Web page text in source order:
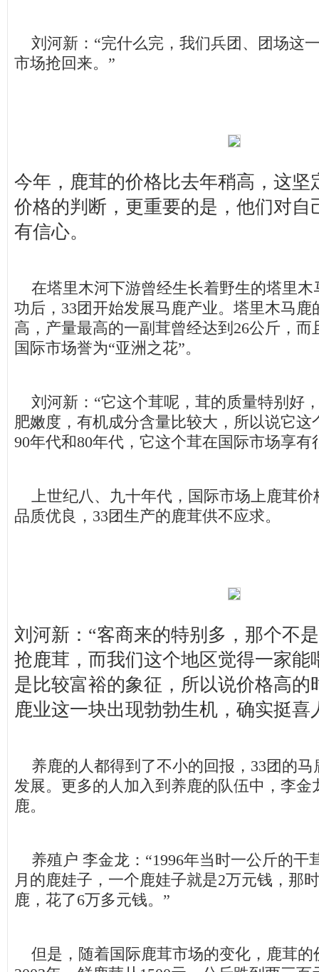
刘河新：“完什么完，我们兵团、团场这
市场抢回来。”
今年，鹿茸的价格比去年稍高，这坚
价格的判断，更重要的是，他们对自
有信心。
在塔里木河下游曾经生长着野生的塔里木
功后，33团开始发展马鹿产业。塔里木马鹿
高，产量最高的一副茸曾经达到26公斤，
国际市场誉为“亚洲之花”。
刘河新：“它这个茸呢，茸的质量特别好
肥嫩度，有机成分含量比较大，所以说它这
90年代和80年代，它这个茸在国际市场享有
上世纪八、九十年代，国际市场上鹿茸价
品质优良，33团生产的鹿茸供不应求。
刘河新：“客商来的特别多，那个不
抢鹿茸，而我们这个地区觉得一家能
是比较富裕的象征，所以说价格高的
鹿业这一块出现勃勃生机，确实挺喜
养鹿的人都得到了不小的回报，33团的马
发展。更多的人加入到养鹿的队伍中，李金
鹿。
养殖户 李金龙：“1996年当时一公斤的干
月的鹿娃子，一个鹿娃子就是2万元钱，那
鹿，花了6万多元钱。”
但是，随着国际鹿茸市场的变化，鹿茸的